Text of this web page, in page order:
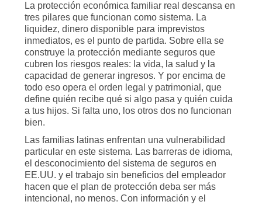
La protección económica familiar real descansa en
tres pilares que funcionan como sistema. La
liquidez, dinero disponible para imprevistos
inmediatos, es el punto de partida. Sobre ella se
construye la protección mediante seguros que
cubren los riesgos reales: la vida, la salud y la
capacidad de generar ingresos. Y por encima de
todo eso opera el orden legal y patrimonial, que
define quién recibe qué si algo pasa y quién cuida
a tus hijos. Si falta uno, los otros dos no funcionan
bien.
Las familias latinas enfrentan una vulnerabilidad
particular en este sistema. Las barreras de idioma,
el desconocimiento del sistema de seguros en
EE.UU. y el trabajo sin beneficios del empleador
hacen que el plan de protección deba ser más
intencional, no menos. Con información y el